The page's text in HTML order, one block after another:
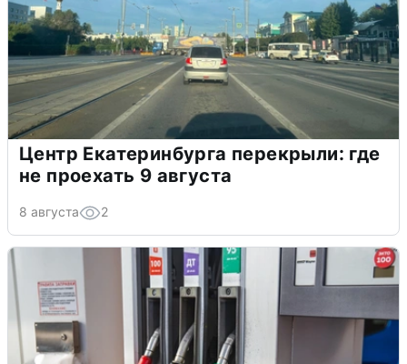
Центр Екатеринбурга перекрыли: где
не проехать 9 августа
8 августа 2